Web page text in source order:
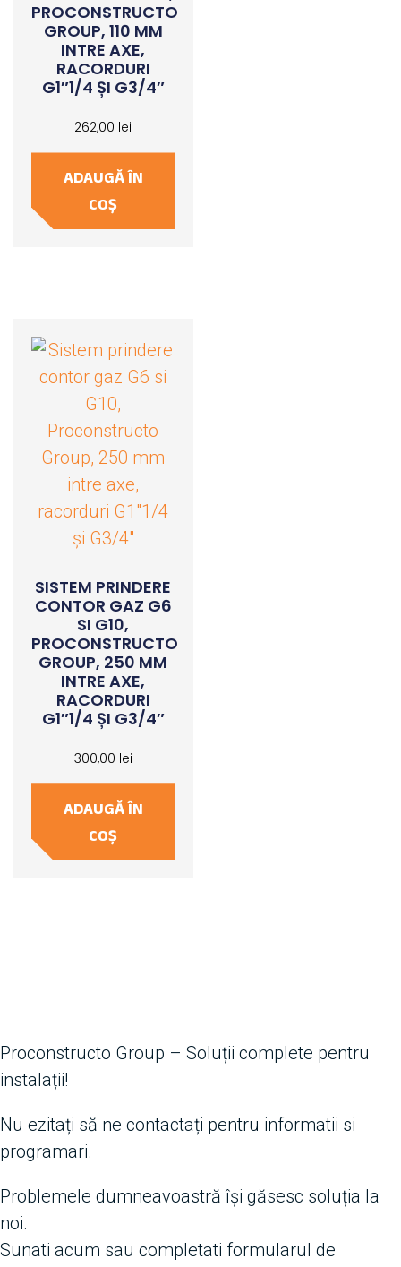
PROCONSTRUCTO
GROUP, 110 MM
INTRE AXE,
RACORDURI
G1″1/4 ȘI G3/4″
262,00 lei
ADAUGĂ ÎN
COȘ
SISTEM PRINDERE
CONTOR GAZ G6
SI G10,
PROCONSTRUCTO
GROUP, 250 MM
INTRE AXE,
RACORDURI
G1″1/4 ȘI G3/4″
300,00 lei
ADAUGĂ ÎN
COȘ
Proconstructo Group – Soluții complete pentru
instalații!
Nu ezitați să ne contactați pentru informatii si
programari.
Problemele dumneavoastră își găsesc soluția la
noi.
Sunati acum sau completati formularul de